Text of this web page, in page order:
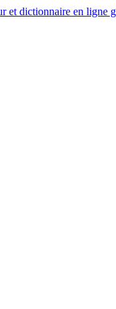
et dictionnaire en ligne